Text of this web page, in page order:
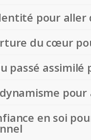
pour
du cœur
passé
en soi